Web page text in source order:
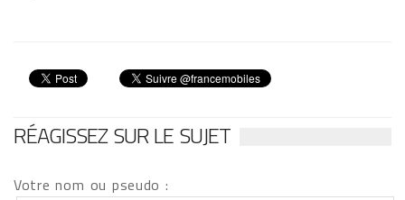
RÉAGISSEZ SUR LE SUJET
Votre nom ou pseudo :